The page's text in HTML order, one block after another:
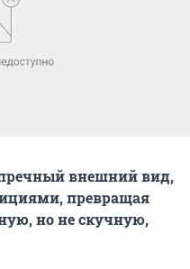
внешний вид,
превращая
но не скучную,